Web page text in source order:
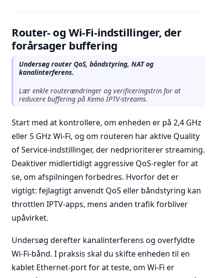
Router- og Wi-Fi-indstillinger, der
forårsager buffering
Undersøg router QoS, båndstyring, NAT og
kanalinterferens.
Lær enkle routerændringer og verificeringstrin for at
reducere buffering på Kemo IPTV-streams.
Start med at kontrollere, om enheden er på 2,4 GHz
eller 5 GHz Wi-Fi, og om routeren har aktive Quality
of Service-indstillinger, der nedprioriterer streaming.
Deaktiver midlertidigt aggressive QoS-regler for at
se, om afspilningen forbedres. Hvorfor det er
vigtigt: fejlagtigt anvendt QoS eller båndstyring kan
throttlen IPTV-apps, mens anden trafik forbliver
upåvirket.
Undersøg derefter kanalinterferens og overfyldte
Wi-Fi-bånd. I praksis skal du skifte enheden til en
kablet Ethernet-port for at teste, om Wi-Fi er